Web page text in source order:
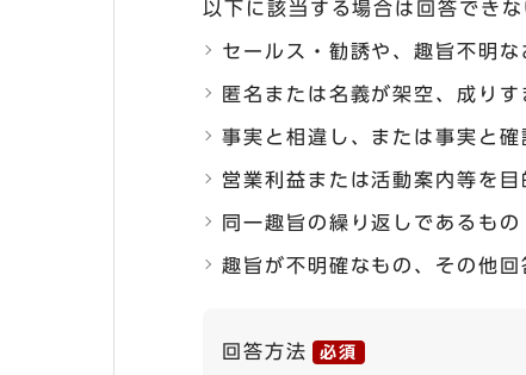
以下に該当する場合は回答でき
セールス・勧誘や、趣旨不明な
匿名または名義が架空、成り
事実と相違し、または事実と確
営業利益または活動案内等を目
同一趣旨の繰り返しであるもの
趣旨が不明確なもの、その他回
回答方法 必須